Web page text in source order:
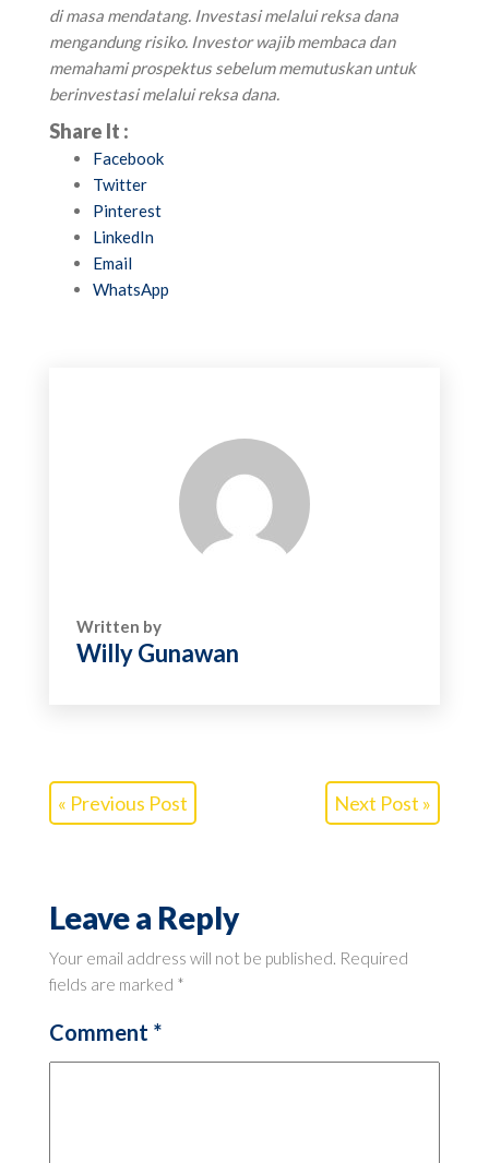
di masa mendatang. Investasi melalui reksa dana
mengandung risiko. Investor wajib membaca dan
memahami prospektus sebelum memutuskan untuk
berinvestasi melalui reksa dana.
Share It :
Facebook
Twitter
Pinterest
LinkedIn
Email
WhatsApp
Written by
Willy Gunawan
« Previous Post Next Post »
Leave a Reply
Your email address will not be published. Required
fields are marked *
Comment *